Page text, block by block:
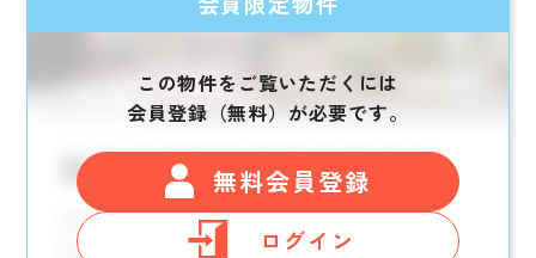
この物件をご覧いただくには
会員登録（無料）が必要です。
無料会員登録
ログイン